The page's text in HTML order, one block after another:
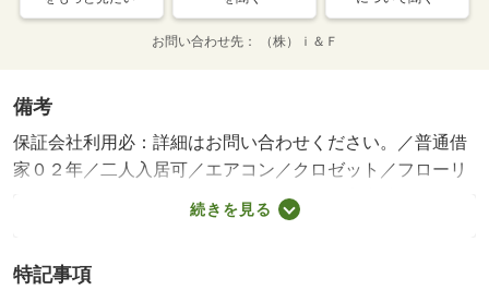
お問い合わせ先 （株）ｉ＆Ｆ
備考
保証会社利用必：詳細はお問い合わせください。／普通借
家０２年／二人入居可／エアコン／クロゼット／フローリ
ング／ＴＶインターホン／オートロック／室内洗濯置／シ
ューズボックス／システムキッチン／温水洗浄便座／脱衣
居可／ＢＳ・ＣＳ／灯油暖房／保証人不要／ＣＡＴＶイン
続きを見る
特記事項